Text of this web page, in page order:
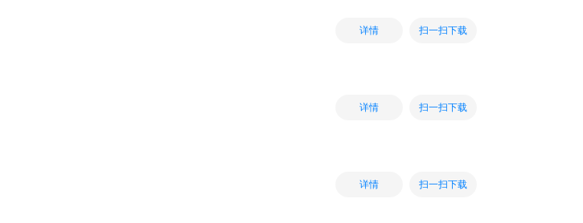
详情 扫一扫下载
详情 扫一扫下载
详情 扫一扫下载